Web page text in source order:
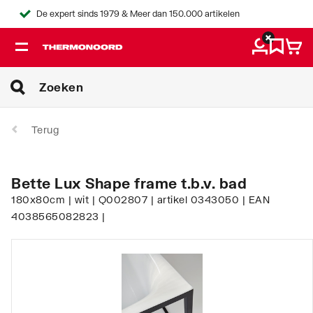
De expert sinds 1979 & Meer dan 150.000 artikelen
Terug
Bette Lux Shape frame t.b.v. bad
180x80cm | wit | Q002807 | artikel 0343050 | EAN
4038565082823 |